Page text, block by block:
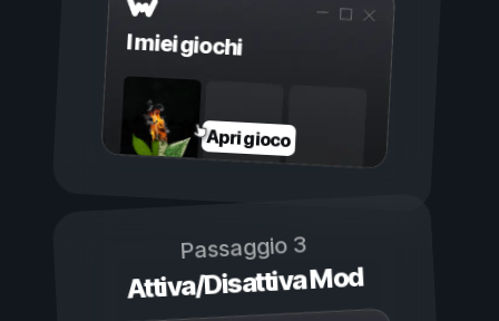
I miei giochi
Apri gioco
Passaggio 3
Attiva/Disattiva Mod